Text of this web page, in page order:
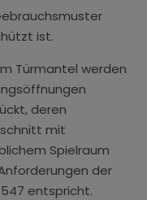
ist.
Türmantel werden
deren
mit
Spielraum
der
entspricht.